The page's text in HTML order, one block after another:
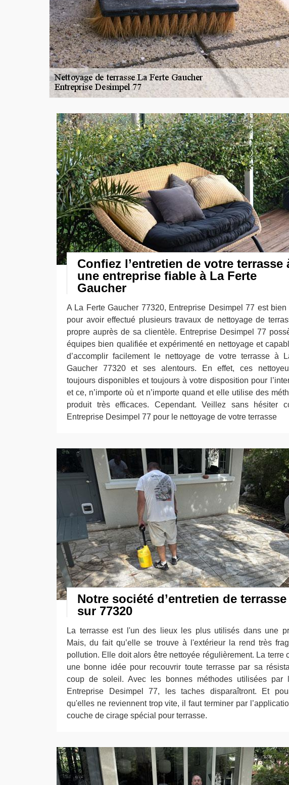
Confiez l’entretien de votre terrasse
une entreprise fiable à La Ferte
Gaucher
A La Ferte Gaucher 77320, Entreprise Desimpel 77 est bien
pour avoir effectué plusieurs travaux de nettoyage de
propre auprès de sa clientèle. Entreprise Desimpel 77
équipes bien qualifiée et expérimenté en nettoyage et
d’accomplir facilement le nettoyage de votre terrasse à
Gaucher 77320 et ses alentours. En effet, ces
toujours disponibles et toujours à votre disposition pour
et ce, n’importe où et n’importe quand et elle utilise des
produit très efficaces. Cependant. Veillez sans hésiter
Entreprise Desimpel 77 pour le nettoyage de votre terrasse
Notre société d’entretien de terrasse
sur 77320
La terrasse est l'un des lieux les plus utilisés dans une
Mais, du fait qu’elle se trouve à l'extérieur la rend très
pollution. Elle doit alors être nettoyée régulièrement. La terre
une bonne idée pour recouvrir toute terrasse par sa
coup de soleil. Avec les bonnes méthodes utilisées par
Entreprise Desimpel 77, les taches disparaîtront. Et
qu'elles ne reviennent trop vite, il faut terminer par
couche de cirage spécial pour terrasse.